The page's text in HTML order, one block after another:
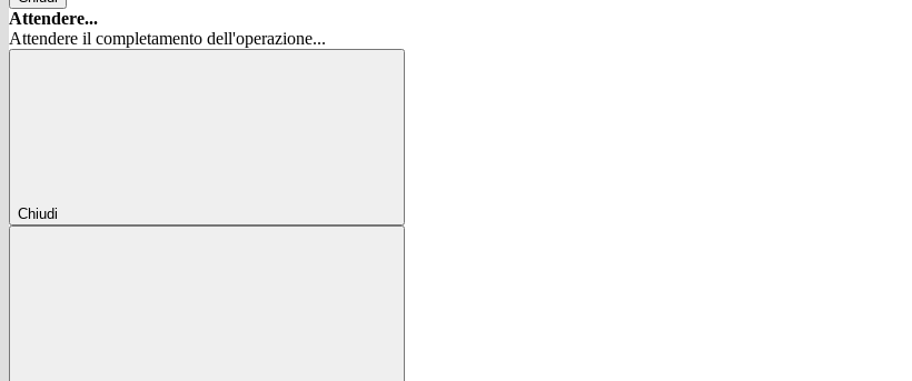
Attendere...
Attendere il completamento dell'operazione...
Chiudi